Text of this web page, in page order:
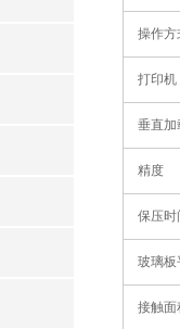
操作方
打印机
垂直加
精度
保压时
玻璃板
接触面